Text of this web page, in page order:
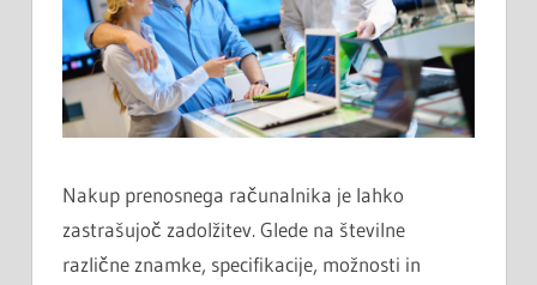
Nakup prenosnega računalnika je lahko
zastrašujoč zadolžitev. Glede na številne
različne znamke, specifikacije, možnosti in